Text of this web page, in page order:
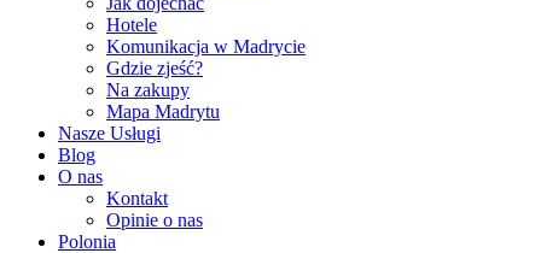
Hotele
Komunikacja w Madrycie
Gdzie zjeść?
Na zakupy
Mapa Madrytu
Nasze Usługi
Blog
O nas
Kontakt
Opinie o nas
Polonia